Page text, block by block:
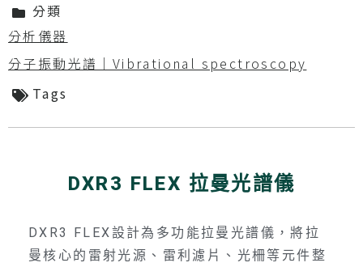
分類
分析儀器
分子振動光譜｜Vibrational spectroscopy
Tags
DXR3 FLEX 拉曼光譜儀
DXR3 FLEX設計為多功能拉曼光譜儀，將拉
曼核心的雷射光源、雷利濾片、光柵等元件整